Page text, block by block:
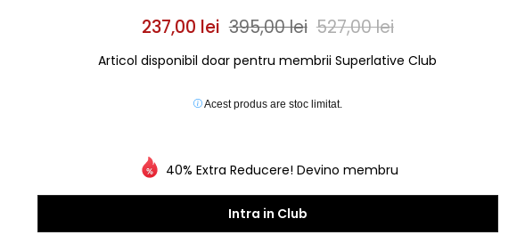
237,00 lei 395,00 lei 527,00 lei
Articol disponibil doar pentru membrii Superlative Club
Acest produs are stoc limitat.
40% Extra Reducere! Devino membru
Intra in Club